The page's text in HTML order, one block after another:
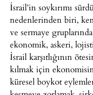
İsrail’in soykırımı
nedenlerinden biri,
ve sermaye
ekonomik, askeri,
İsrail karşıtlığının
kılmak için
küresel boykot